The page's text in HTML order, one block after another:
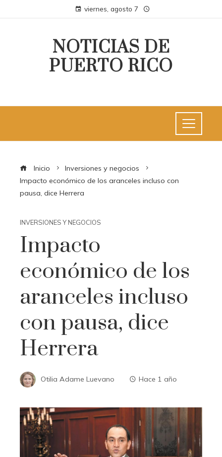
viernes, agosto 7
NOTICIAS DE
PUERTO RICO
Inicio
Inversiones y negocios
Impacto económico de los aranceles incluso con
pausa, dice Herrera
INVERSIONES Y NEGOCIOS
Impacto
económico de los
aranceles incluso
con pausa, dice
Herrera
Otilia Adame Luevano Hace 1 año